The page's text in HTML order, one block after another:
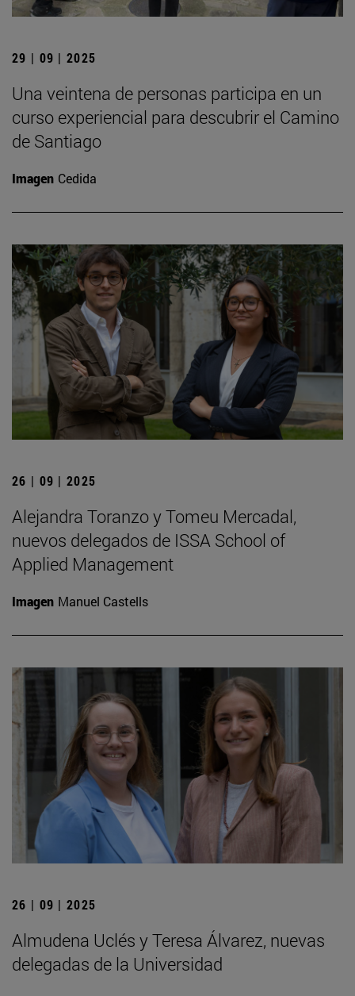
29 | 09 | 2025
Una veintena de personas participa en un
curso experiencial para descubrir el Camino
de Santiago
Imagen Cedida
26 | 09 | 2025
Alejandra Toranzo y Tomeu Mercadal,
nuevos delegados de ISSA School of
Applied Management
Imagen Manuel Castells
26 | 09 | 2025
Almudena Uclés y Teresa Álvarez, nuevas
delegadas de la Universidad